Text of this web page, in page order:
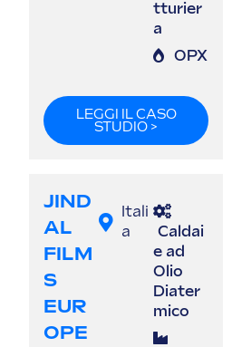
tturier
a
OPX
LEGGI IL CASO
STUDIO >
JIND
AL
FILM
S
EUR
OPE
Itali
a
Caldai
e ad
Olio
Diater
mico